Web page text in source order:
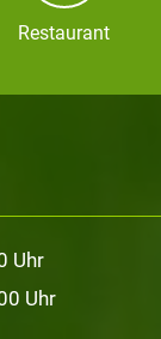
Restaurant
Uhr
Uhr